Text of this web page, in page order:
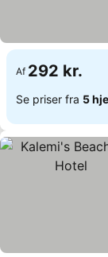
Af 292 kr.
Se priser fra 5